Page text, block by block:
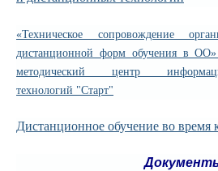
«Техническое сопровождение
дистанционной форм обучения в
методический центр
технологий "Старт"
Дистанционное обучение во время